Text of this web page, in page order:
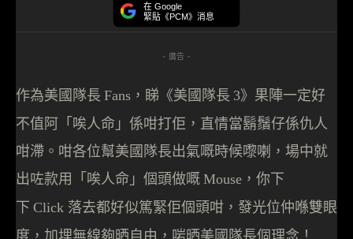
在 Google
緊貼《PCM》消息
- 廣告 -
作為美國隊長 Fans ，睇《美國隊長 3》 果陣一定好
不值阿 「唉人命 」 係咁打佢，直情當鬍鬚仔係仇人
咁滯。咁各位幫美國隊長出氣嘅時候嚟喇 ，場中就
出咗款用 「唉人命 」 個頭做嘅 Mouse ，你下
下 Click 落去都好似篤緊佢個頭咁，發光位仲喺雙眼